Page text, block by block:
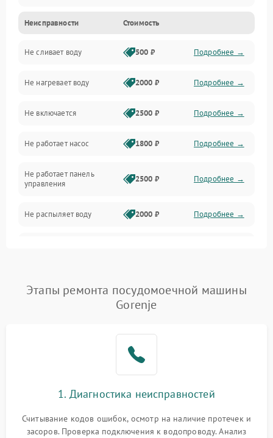
Управление
Электропитание
Датчики
Нагрев
Вода
Гигиена
Программное обеспечение
Неисправности Стоимость
Не сливает воду 500 ₽ Подробнее →
Не нагревает воду 2000 ₽ Подробнее →
Не включается 2500 ₽ Подробнее →
Не работает насос 1800 ₽ Подробнее →
Не работает панель
управления
2500 ₽ Подробнее →
Не распыляет воду 2000 ₽ Подробнее →
Проблемы с набором
воды
1800 ₽ Подробнее →
1700 ₽
циркуляционным насосом
2100 ₽ Подробнее →
Этапы ремонта посудомоечной машины
Gorenje
1. Диагностика неисправностей
Считывание кодов ошибок, осмотр на наличие протечек и
засоров. Проверка подключения к водопроводу. Анализ